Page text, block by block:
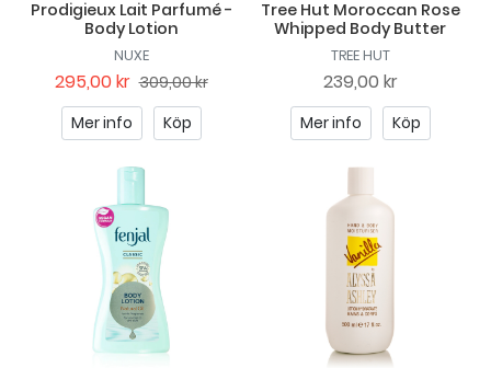
Prodigieux Lait Parfumé -
Body Lotion
NUXE
295,00 kr 309,00 kr
Mer info
Köp
Tree Hut Moroccan Rose
Whipped Body Butter
TREE HUT
239,00 kr
Mer info Köp